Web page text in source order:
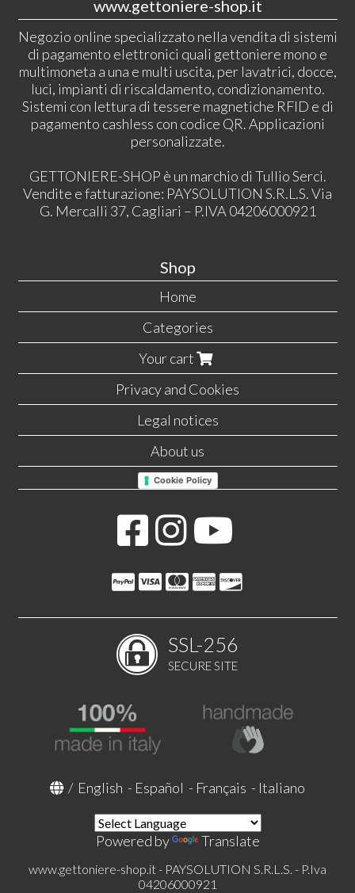
www.gettoniere-shop.it
Negozio online specializzato nella vendita di sistemi
di pagamento elettronici quali gettoniere mono e
multimoneta a una e multi uscita, per lavatrici, docce,
luci, impianti di riscaldamento, condizionamento.
Sistemi con lettura di tessere magnetiche RFID e di
pagamento cashless con codice QR. Applicazioni
personalizzate.
GETTONIERE-SHOP è un marchio di Tullio Serci.
Vendite e fatturazione: PAYSOLUTION S.R.L.S. Via
G. Mercalli 37, Cagliari – P.IVA 04206000921
Shop
Home
Categories
Your cart
Privacy and Cookies
Legal notices
About us
Cookie Policy
SSL-256
SECURE SITE
/ English - Español - Français - Italiano
Powered by Translate
www.gettoniere-shop.it - PAYSOLUTION S.R.L.S. - P.Iva
04206000921